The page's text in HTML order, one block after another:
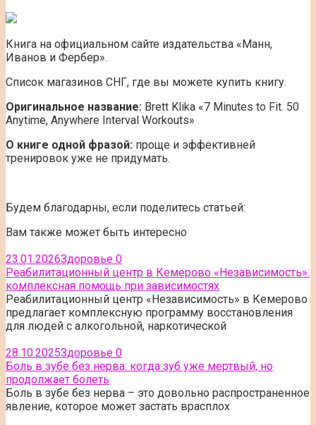
Книга на официальном сайте издательства «Манн,
Иванов и Фербер».
Список магазинов СНГ, где вы можете купить книгу.
Оригинальное название: Brett Klika «7 Minutes to Fit. 50
Anytime, Anywhere Interval Workouts»
О книге одной фразой: проще и эффективней
тренировок уже не придумать.
Будем благодарны, если поделитесь статьей:
Вам также может быть интересно
23.01.2026Здоровье 0
Реабилитационный центр в Кемерово «Независимость»:
комплексная помощь при зависимостях
Реабилитационный центр «Независимость» в Кемерово
предлагает комплексную программу восстановления
для людей с алкогольной, наркотической
28.10.2025Здоровье 0
Боль в зубе без нерва: когда зуб уже мертвый, но
продолжает болеть
Боль в зубе без нерва – это довольно распространенное
явление, которое может застать врасплох